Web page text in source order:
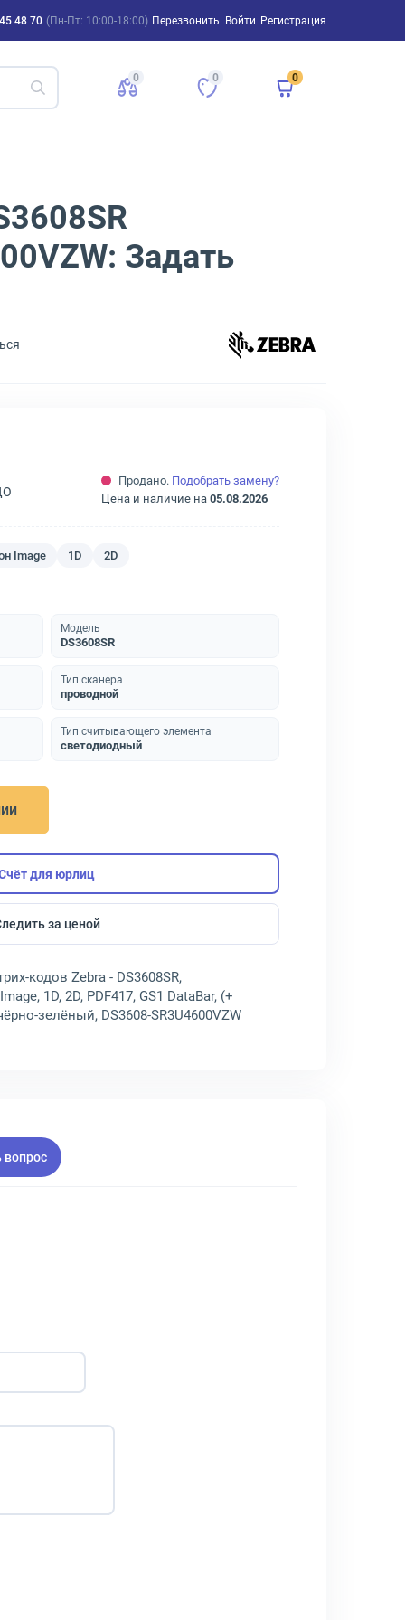
48 70 (Пн-Пт: 10:00-18:00) Перезвонить Войти Регистрация
0 0 0
Задать
Продано. Подобрать замену?
Цена и наличие на 05.08.2026
Image 1D 2D
Модель
DS3608SR
Тип сканера
проводной
Тип считывающего элемента
светодиодный
для юрлиц
за ценой
кодов Zebra - DS3608SR,
1D, 2D, PDF417, GS1 DataBar, (+
зелёный, DS3608-SR3U4600VZW
вопрос